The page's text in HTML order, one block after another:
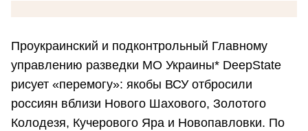
Проукраинский и подконтрольный Главному
управлению разведки МО Украины* DeepState
рисует «перемогу»: якобы ВСУ отбросили
россиян вблизи Нового Шахового, Золотого
Колодезя, Кучерового Яра и Новопавловки. По